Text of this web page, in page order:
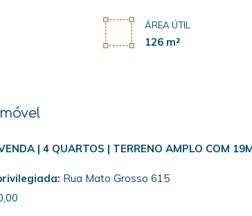
ÁREA ÚTIL
126 m²
| 4 QUARTOS | TERRENO AMPLO COM
Rua Mato Grosso 615